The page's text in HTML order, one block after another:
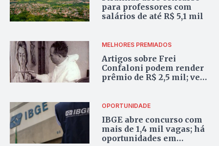
para professores com
salários de até R$ 5,1 mil
MELHORES PREMIADOS
Artigos sobre Frei
Confaloni podem render
prêmio de R$ 2,5 mil; veja
OPORTUNIDADE
IBGE abre concurso com
mais de 1,4 mil vagas; há
oportunidades em